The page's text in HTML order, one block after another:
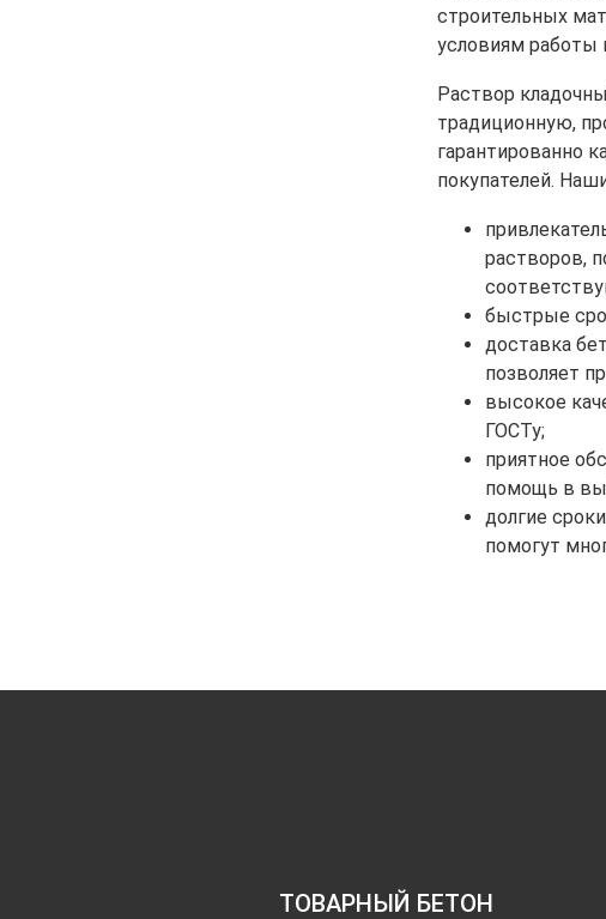
строительных
условиям работы
Раствор
традиционную,
гарантированно
покупателей.
растворов,
быстрые
доставка
позволяет
высокое
ГОСТу;
приятное
помощь в
долгие
помогут
ТОВАРНЫЙ БЕТОН